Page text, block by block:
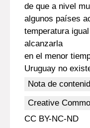
de que a nivel
algunos países
temperatura
alcanzarla
en el menor
Uruguay no
Nota de
Creative
CC BY-NC-ND